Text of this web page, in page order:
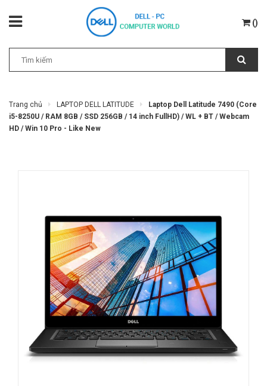
()
Trang chủ LAPTOP DELL LATITUDE
Laptop Dell Latitude 7490 (Core
i5-8250U / RAM 8GB / SSD 256GB / 14 inch FullHD) / WL + BT / Webcam
HD / Win 10 Pro - Like New